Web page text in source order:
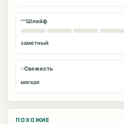
〰Шлейф
заметный
◌Свежесть
мягкая
ПОХОЖИЕ